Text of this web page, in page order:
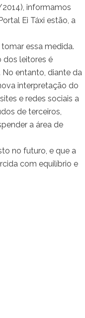
informamos
Ei Táxi estão, a
essa medida.
dos leitores é
entanto, diante da
interpretação do
e redes sociais a
de terceiros,
a área de
no futuro, e que a
com equilíbrio e